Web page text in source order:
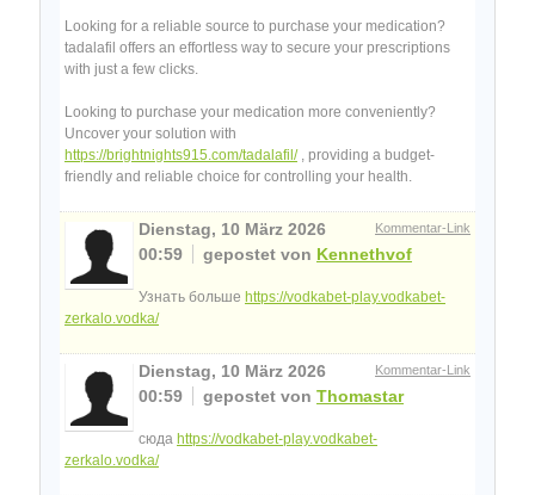
Looking for a reliable source to purchase your medication?
tadalafil offers an effortless way to secure your prescriptions
with just a few clicks.
Looking to purchase your medication more conveniently?
Uncover your solution with
https://brightnights915.com/tadalafil/, providing a budget-
friendly and reliable choice for controlling your health.
Kommentar-Link
Dienstag, 10 März 2026
00:59
gepostet von Kennethvof
Узнать больше https://vodkabet-play.vodkabet-
zerkalo.vodka/
Kommentar-Link
Dienstag, 10 März 2026
00:59
gepostet von Thomastar
сюда https://vodkabet-play.vodkabet-
zerkalo.vodka/